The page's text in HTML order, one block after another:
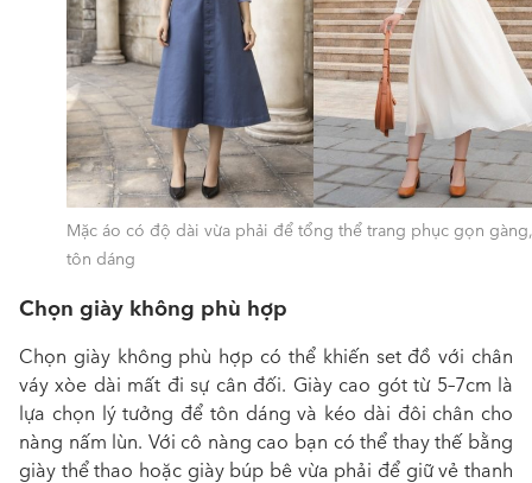
Mặc áo có độ dài vừa phải để tổng thể trang phục gọn gàng,
tôn dáng
Chọn giày không phù hợp
Chọn giày không phù hợp có thể khiến set đồ với chân
váy xòe dài mất đi sự cân đối. Giày cao gót từ 5–7cm là
lựa chọn lý tưởng để tôn dáng và kéo dài đôi chân cho
nàng nấm lùn. Với cô nàng cao bạn có thể thay thế bằng
giày thể thao hoặc giày búp bê vừa phải để giữ vẻ thanh